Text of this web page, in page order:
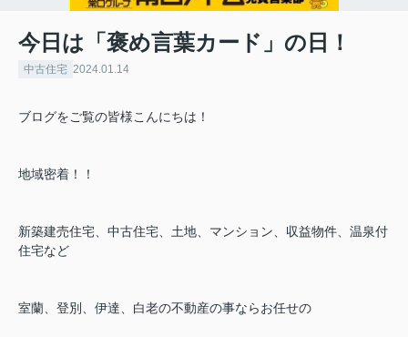
今日は「褒め言葉カード」の日！
中古住宅 2024.01.14
ブログをご覧の皆様こんにちは！
地域密着！！
新築建売住宅、中古住宅、土地、マンション、収益物件、温泉付
住宅など
室蘭、登別、伊達、白老の不動産の事ならお任せの